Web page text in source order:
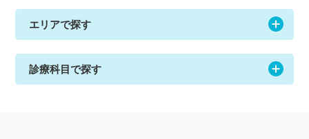
エリアで探す
診療科目で探す